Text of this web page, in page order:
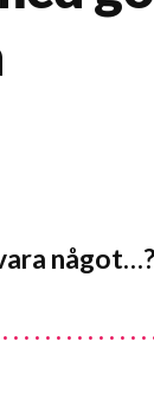
något…?